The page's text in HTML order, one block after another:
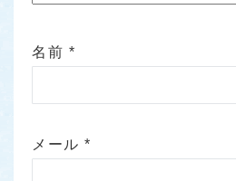
名前 *
メール*